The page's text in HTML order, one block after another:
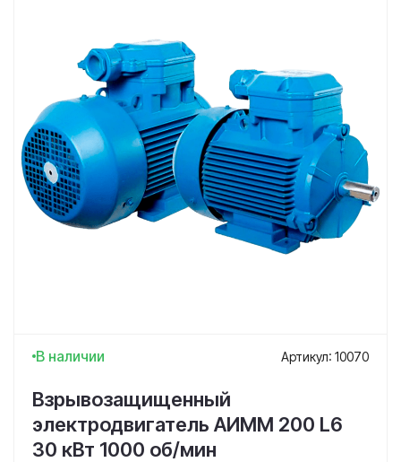
В наличии Артикул: 10070
Взрывозащищенный
электродвигатель АИММ 200 L6
30 кВт 1000 об/мин